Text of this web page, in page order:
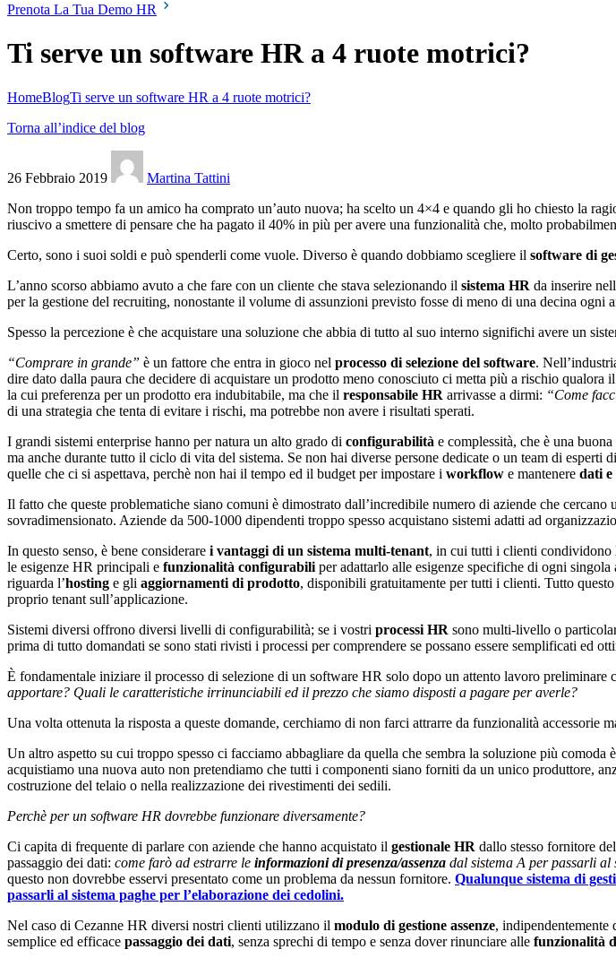
Prenota La Tua Demo HR
Ti serve un software HR a 4 ruote motrici?
HomeBlogTi serve un software HR a 4 ruote motrici?
Torna all’indice del blog
26 Febbraio 2019
Martina Tattini
Non troppo tempo fa un amico ha comprato un’auto nuova; ha scelto un 4×4 e quando gli ho chiesto la
riuscivo a smettere di pensare che ha pagato il 40% in più per avere una funzionalità che, molto
Certo, sono i suoi soldi e può spenderli come vuole. Diverso è quando dobbiamo scegliere il software di
L’anno scorso abbiamo avuto a che fare con un cliente che stava selezionando il sistema HR da inserire
per la gestione del recruiting, nonostante il volume di assunzioni previsto fosse di meno di una decina
Spesso la percezione è che acquistare una soluzione che abbia di tutto al suo interno significhi avere un
“Comprare in grande” è un fattore che entra in gioco nel processo di selezione del software.
dire dato dalla paura che decidere di acquistare un prodotto meno conosciuto ci metta più a rischio
la cui preferenza per un prodotto era indubitabile, ma che il responsabile HR arrivasse a dirmi: “Come
di una strategia che tenta di evitare i rischi, ma potrebbe non avere i risultati sperati.
I grandi sistemi enterprise hanno per natura un alto grado di configurabilità e complessità, che è una
ma anche durante tutto il ciclo di vita del sistema. Se non hai diverse persone dedicate o un team di
quelle che ci si aspettava, perchè non hai il tempo ed il budget per impostare i workflow e mantenere dati e
Il fatto che queste problematiche siano comuni è dimostrato dall’incredibile numero di aziende che
sovradimensionato. Aziende da 500-1000 dipendenti troppo spesso acquistano sistemi adatti ad
In questo senso, è bene considerare i vantaggi di un sistema multi-tenant, in cui tutti i clienti condividono
le esigenze HR principali e funzionalità configurabili per adattarlo alle esigenze specifiche di ogni
riguarda l’hosting e gli aggiornamenti di prodotto, disponibili gratuitamente per tutti i clienti. Tutto
proprio tenant sull’applicazione.
Sistemi diversi offrono diversi livelli di configurabilità; se i vostri processi HR sono multi-livello o
prima di tutto domandati se sono stati rivisti i processi per comprendere se possano essere semplificati ed
È fondamentale iniziare il processo di selezione di un software HR solo dopo un attento lavoro preliminare
apportare? Quali le caratteristiche irrinunciabili ed il prezzo che siamo disposti a pagare per averle?
Una volta ottenuta la risposta a queste domande, cerchiamo di non farci attrarre da funzionalità
Un altro aspetto su cui troppo spesso ci facciamo abbagliare da quella che sembra la soluzione più
acquistiamo una nuova auto non pretendiamo che tutti i componenti siano forniti da un unico produttore,
costruzione del telaio o nella realizzazione dei rivestimenti dei sedili.
Perchè per un software HR dovrebbe funzionare diversamente?
Ci capita di frequente di parlare con aziende che hanno acquistato il gestionale HR dallo stesso fornitore del
passaggio dei dati: come farò ad estrarre le informazioni di presenza/assenza dal sistema A per passarli al
questo non dovrebbe esservi presentato come un problema da nessun fornitore. Qualunque sistema di
passarli al sistema paghe per l’elaborazione dei cedolini.
Nel caso di Cezanne HR diversi nostri clienti utilizzano il modulo di gestione assenze, indipendentemente
semplice ed efficace passaggio dei dati, senza sprechi di tempo e senza dover rinunciare alle funzionalità